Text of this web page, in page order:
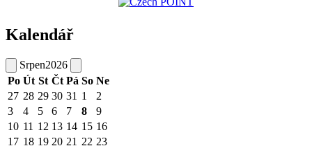
Kalendář
Srpen2026
Po Út St Čt Pá So Ne
27 28 29 30 31 1
2
3
4 5 6 7 8
9
10 11 12 13 14 15 16
17 18 19 20 21 22 23